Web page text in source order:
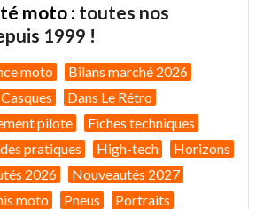
moto : toutes nos
1999 !
moto
Bilans marché 2026
Casques
Dans Le Rétro
pilote
Fiches techniques
pratiques High-tech
Horizons
2026
Nouveautés 2027
moto Pneus
Portraits